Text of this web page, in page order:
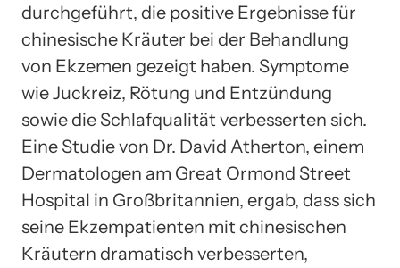
durchgeführt, die positive Ergebnisse für
chinesische Kräuter bei der Behandlung
von Ekzemen gezeigt haben. Symptome
wie Juckreiz, Rötung und Entzündung
sowie die Schlafqualität verbesserten sich.
Eine Studie von Dr. David Atherton, einem
Dermatologen am Great Ormond Street
Hospital in Großbritannien, ergab, dass sich
seine Ekzempatienten mit chinesischen
Kräutern dramatisch verbesserten,